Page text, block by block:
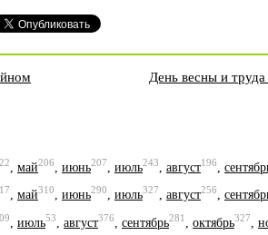
День весны и
май206 июнь207 июль243 август196
, май310, июнь290, июль327, август256,
июль53 август376 сентябрь281 октябрь327